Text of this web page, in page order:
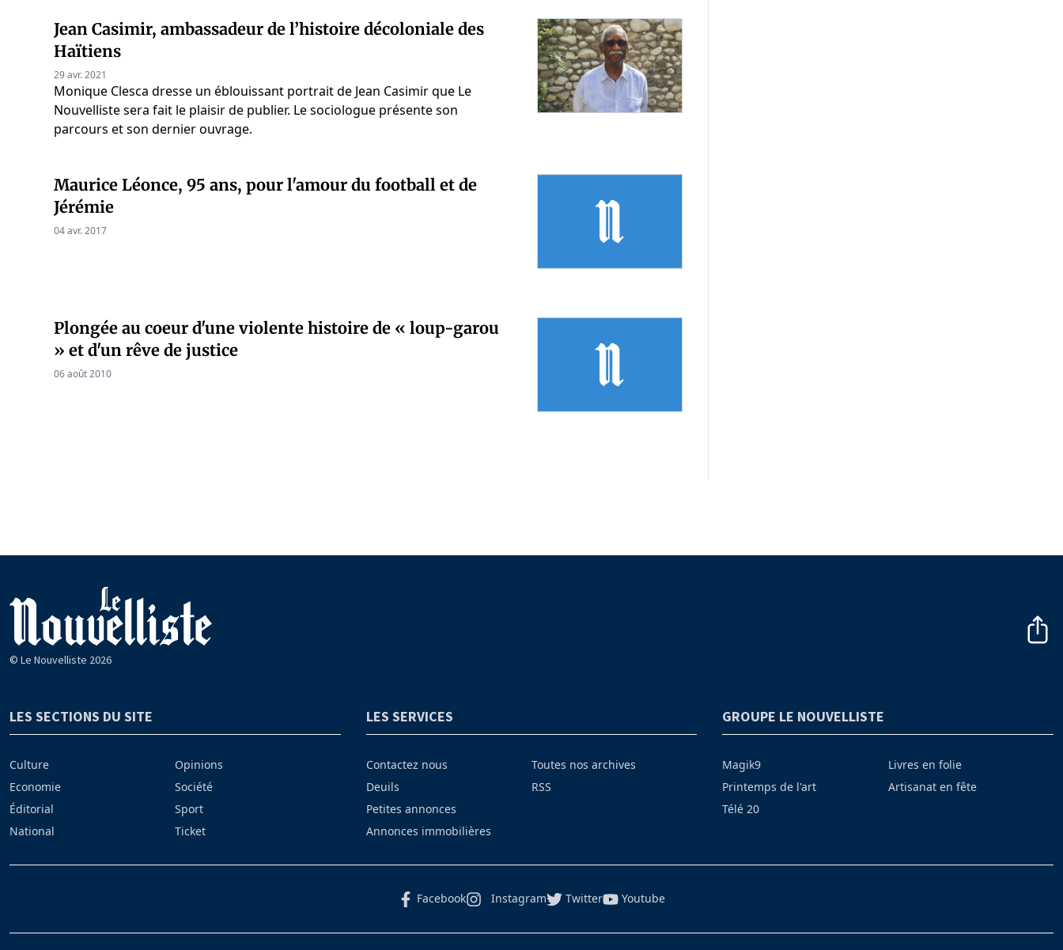
Jean Casimir, ambassadeur de l’histoire décoloniale des
Haïtiens
29 avr. 2021
Monique Clesca dresse un éblouissant portrait de Jean Casimir que Le
Nouvelliste sera fait le plaisir de publier. Le sociologue présente son
parcours et son dernier ouvrage.
Maurice Léonce, 95 ans, pour l'amour du football et de
Jérémie
04 avr. 2017
Plongée au coeur d'une violente histoire de « loup-garou
» et d'un rêve de justice
06 août 2010
© Le Nouvelliste 2026
LES SECTIONS DU SITE
Culture
Economie
Éditorial
National
Opinions
Société
Sport
Ticket
LES SERVICES
Contactez nous
Deuils
Petites annonces
Annonces immobilières
Toutes nos archives
RSS
GROUPE LE NOUVELLISTE
Magik9
Printemps de l'art
Télé 20
Livres en folie
Artisanat en fête
Facebook Instagram Twitter Youtube